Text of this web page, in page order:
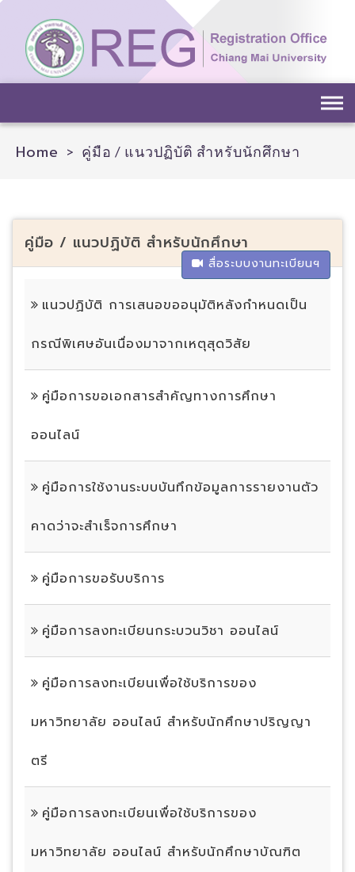
Skip
content
Home > คู่มือ / แนวปฏิบัติ สำหรับนักศึกษา
คู่มือ / แนวปฏิบัติ สำหรับนักศึกษา
สื่อระบบงานทะเบียนฯ
แนวปฏิบัติ การเสนอขออนุมัติหลังกำหนดเป็น
กรณีพิเศษอันเนื่องมาจากเหตุสุดวิสัย
คู่มือการขอเอกสารสำคัญทางการศึกษา
ออนไลน์
คู่มือการใช้งานระบบบันทึกข้อมูลการรายงานตัว
คาดว่าจะสำเร็จการศึกษา
คู่มือการขอรับบริการ
คู่มือการลงทะเบียนกระบวนวิชา ออนไลน์
คู่มือการลงทะเบียนเพื่อใช้บริการของ
มหาวิทยาลัย ออนไลน์ สำหรับนักศึกษาปริญญา
ตรี
คู่มือการลงทะเบียนเพื่อใช้บริการของ
มหาวิทยาลัย ออนไลน์ สำหรับนักศึกษาบัณฑิต